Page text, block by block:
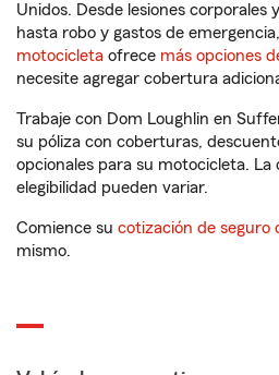
Unidos. Desde lesiones corporales
hasta robo y gastos de
motocicleta ofrece más opciones
necesite agregar cobertura
Trabaje con Dom Loughlin en
su póliza con coberturas,
opcionales para su motocicleta. La
elegibilidad pueden variar.
Comience su cotización de seguro
mismo.